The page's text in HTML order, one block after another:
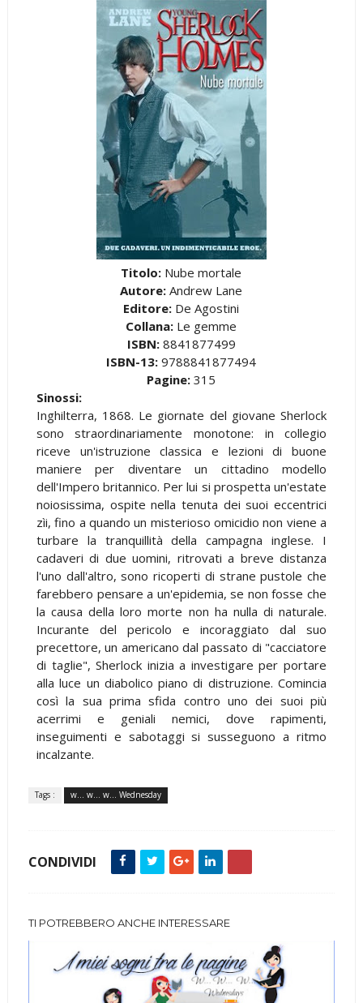
Titolo: Nube mortale
Autore:Andrew Lane
Editore: De Agostini
Collana: Le gemme
ISBN: 8841877499
ISBN-13: 9788841877494
Pagine: 315
Sinossi:
Inghilterra, 1868. Le giornate del giovane Sherlock
sono straordinariamente monotone: in collegio
riceve un'istruzione classica e lezioni di buone
maniere per diventare un cittadino modello
dell'Impero britannico. Per lui si prospetta un'estate
noiosissima, ospite nella tenuta dei suoi eccentrici
zìi, fino a quando un misterioso omicidio non viene a
turbare la tranquillità della campagna inglese. I
cadaveri di due uomini, ritrovati a breve distanza
l'uno dall'altro, sono ricoperti di strane pustole che
farebbero pensare a un'epidemia, se non fosse che
la causa della loro morte non ha nulla di naturale.
Incurante del pericolo e incoraggiato dal suo
precettore, un americano dal passato di "cacciatore
di taglie", Sherlock inizia a investigare per portare
alla luce un diabolico piano di distruzione. Comincia
così la sua prima sfida contro uno dei suoi più
acerrimi e geniali nemici, dove rapimenti,
inseguimenti e sabotaggi si susseguono a ritmo
incalzante.
Tags : w... w... w... Wednesday
CONDIVIDI
TI POTREBBERO ANCHE INTERESSARE